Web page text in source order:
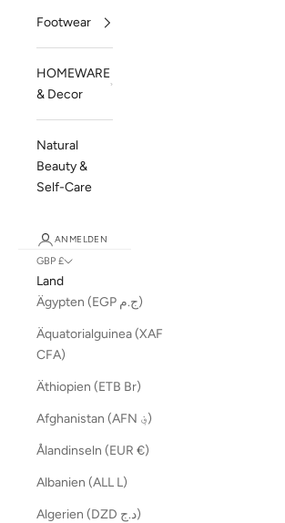
Footwear
HOMEWARE
& Decor
Natural
Beauty &
Self-Care
ANMELDEN
GBP £
Land
Ägypten (EGP ج.م)
Äquatorialguinea (XAF
CFA)
Äthiopien (ETB Br)
Afghanistan (AFN ؋)
Ålandinseln (EUR €)
Albanien (ALL L)
Algerien (DZD د.ج)